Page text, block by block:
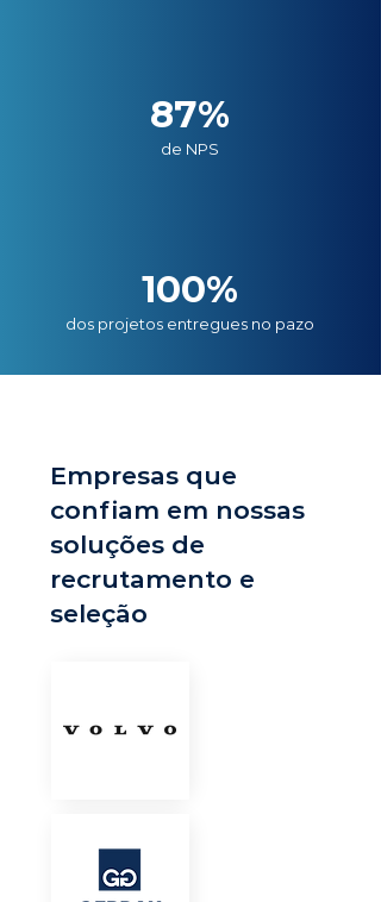
87%
de NPS
100%
dos projetos entregues no pazo
Empresas que
confiam em nossas
soluções de
recrutamento e
seleção